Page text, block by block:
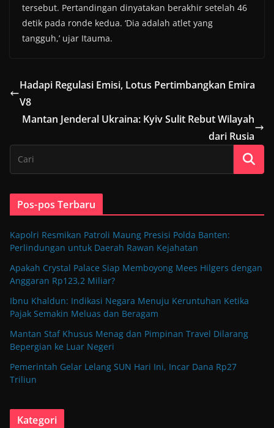
tersebut. Pertandingan dinyatakan berakhir setelah 46
detik pada ronde kedua. ‘Dia adalah atlet yang
tangguh,’ ujar Itauma.
Hadapi Regulasi Emisi, Lotus Pertimbangkan Emira
V8
Mantan Jenderal Ukraina: Kyiv Sulit Rebut Wilayah
dari Rusia
Pos-pos Terbaru
Kapolri Resmikan Patroli Maung Presisi Polda Banten:
Perlindungan untuk Daerah Rawan Kejahatan
Apakah Crystal Palace Siap Memboyong Mees Hilgers dengan
Anggaran Rp123,2 Miliar?
Ibnu Khaldun: Indikasi Negara Menuju Keruntuhan Ketika
Pajak Semakin Meluas dan Beragam
Mantan Staf Khusus Menag dan Pimpinan Travel Dilarang
Bepergian ke Luar Negeri
Pemerintah Gelar Lelang SUN Hari Ini, Incar Dana Rp27
Triliun
Kategori